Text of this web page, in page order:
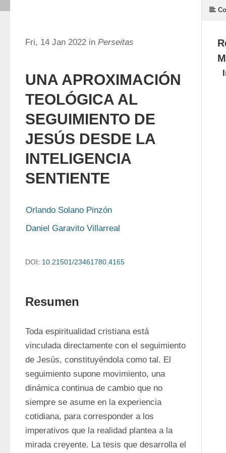
Fri, 14 Jan 2022 in Perseitas
UNA APROXIMACIÓN
TEOLÓGICA AL
SEGUIMIENTO DE
JESÚS DESDE LA
INTELIGENCIA
SENTIENTE
Orlando Solano Pinzón
Daniel Garavito Villarreal
DOI: 10.21501/23461780.4165
Resumen
Toda espiritualidad cristiana está
vinculada directamente con el seguimiento
de Jesús, constituyéndola como tal. El
seguimiento supone movimiento, una
dinámica continua de cambio que no
siempre se asume en la experiencia
cotidiana, para corresponder a los
imperativos que la realidad plantea a la
mirada creyente. La tesis que desarrolla el